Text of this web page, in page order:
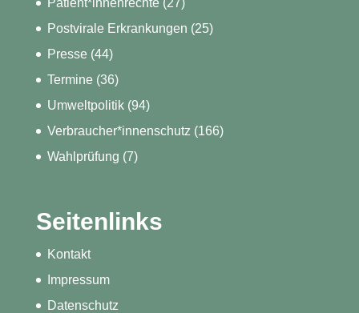
Postvirale Erkrankungen (25)
Presse(44)
Termine(36)
Umweltpolitik(94)
Verbraucher*innenschutz (166)
Wahlprüfung (7)
Seitenlinks
Kontakt
Impressum
Datenschutz